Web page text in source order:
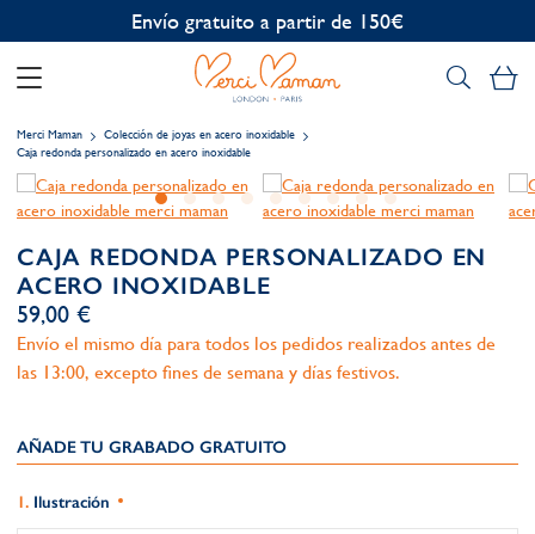
Personalización gratuita
Merci Maman
Colección de joyas en acero inoxidable
Caja redonda personalizado en acero inoxidable
CAJA REDONDA PERSONALIZADO EN
ACERO INOXIDABLE
59,00 €
Envío el mismo día para todos los pedidos realizados antes de
las 13:00, excepto fines de semana y días festivos.
AÑADE TU GRABADO GRATUITO​
Ilustración